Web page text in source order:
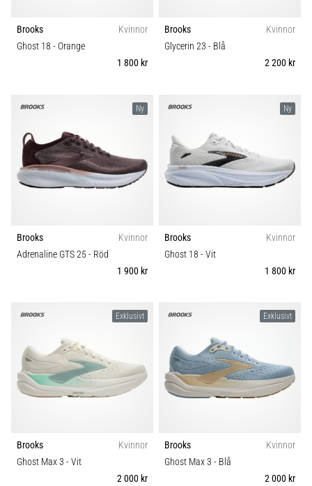
Brooks
Kvinnor
Ghost 18 - Orange
1 800 kr
Brooks
Kvinnor
Glycerin 23 - Blå
2 200 kr
Ny
Brooks
Kvinnor
Adrenaline GTS 25- Röd
1 900 kr
Ny
Brooks
Kvinnor
Ghost 18 - Vit
1 800 kr
Exklusivt
Brooks
Kvinnor
Ghost Max 3 - Vit
2 000 kr
Exklusivt
Brooks
Kvinnor
Ghost Max 3 - Blå
2 000 kr